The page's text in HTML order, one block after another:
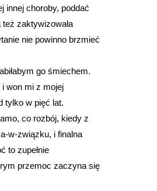
innej choroby, poddać
zaktywizowała
nie powinno brzmieć
go śmiechem.
i won mi z mojej
tylko w pięć lat.
co rozbój, kiedy z
w-związku, i finalna
to zupełnie
przemoc zaczyna się